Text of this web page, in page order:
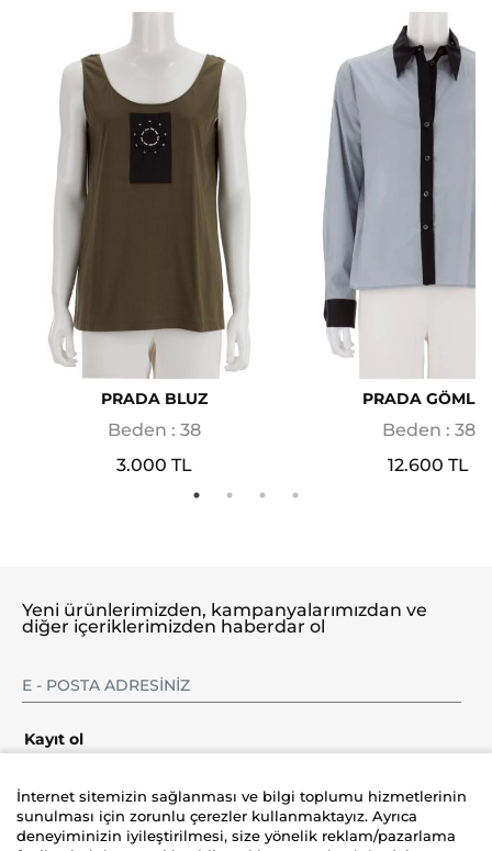
PRADA BLUZ
Beden : 38
3.000 TL
PRADA
Beden : 38
12.600 TL
Yeni ürünlerimizden, kampanyalarımızdan ve
diğer içeriklerimizden haberdar ol
Kayıt ol
İnternet sitemizin sağlanması ve bilgi toplumu hizmetlerinin
sunulması için zorunlu çerezler kullanmaktayız. Ayrıca
deneyiminizin iyileştirilmesi, size yönelik reklam/pazarlama